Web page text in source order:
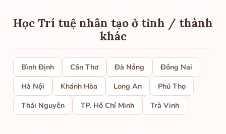
Học Trí tuệ nhân tạo ở tỉnh / thành
khác
Bình Định Cần Thơ Đà Nẵng
Đồng Nai
Hà Nội
Khánh Hòa Long An
Phú Thọ
Thái Nguyên
TP. Hồ Chí Minh Trà Vinh